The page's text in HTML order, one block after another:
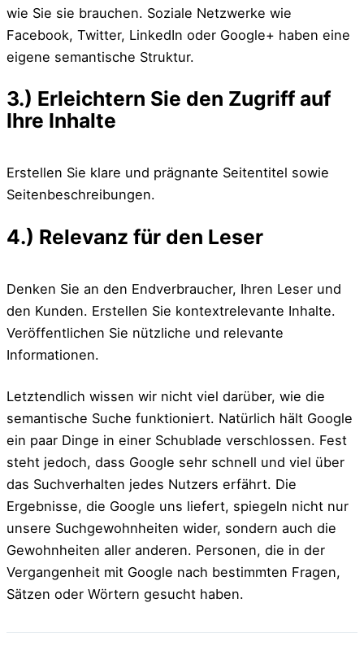
wie Sie sie brauchen. Soziale Netzwerke wie
Facebook, Twitter, LinkedIn oder Google+ haben eine
eigene semantische Struktur.
3.) Erleichtern Sie den Zugriff auf
Ihre Inhalte
Erstellen Sie klare und prägnante Seitentitel sowie
Seitenbeschreibungen.
4.) Relevanz für den Leser
Denken Sie an den Endverbraucher, Ihren Leser und
den Kunden. Erstellen Sie kontextrelevante Inhalte.
Veröffentlichen Sie nützliche und relevante
Informationen.
Letztendlich wissen wir nicht viel darüber, wie die
semantische Suche funktioniert. Natürlich hält Google
ein paar Dinge in einer Schublade verschlossen. Fest
steht jedoch, dass Google sehr schnell und viel über
das Suchverhalten jedes Nutzers erfährt. Die
Ergebnisse, die Google uns liefert, spiegeln nicht nur
unsere Suchgewohnheiten wider, sondern auch die
Gewohnheiten aller anderen. Personen, die in der
Vergangenheit mit Google nach bestimmten Fragen,
Sätzen oder Wörtern gesucht haben.